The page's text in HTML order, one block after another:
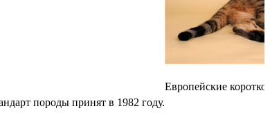
породы принят в 1982 году.
Европейские